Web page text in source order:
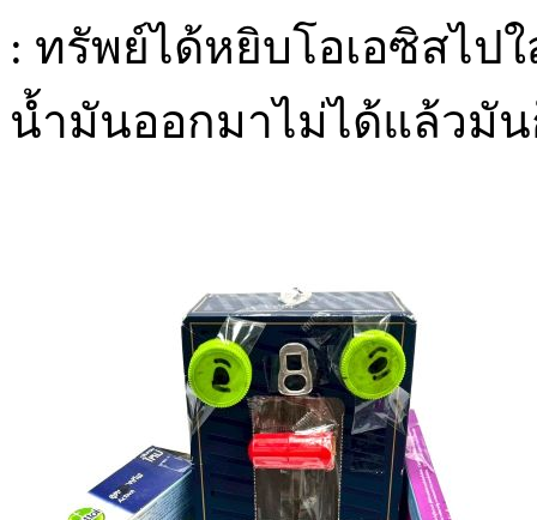
: ทรัพย์ได้หยิบโอเอซิสไป
น้ำมันออกมาไม่ได้แล้วมั